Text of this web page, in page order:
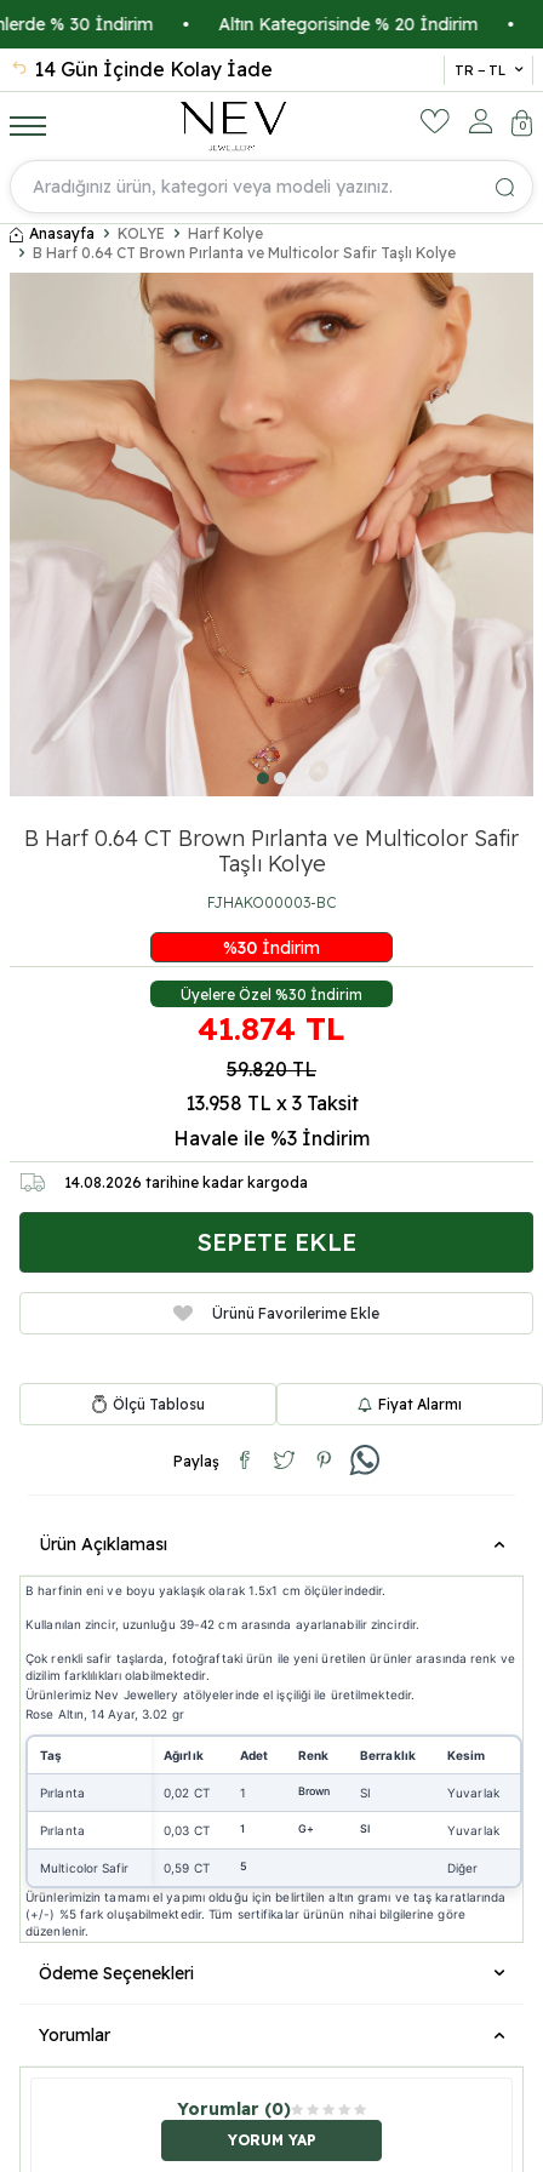
% 30 İndirim • Altın Kategorisinde % 20 İndirim •
14 Gün İçinde Kolay İade TR − TL
0
Anasayfa KOLYE
Harf Kolye
B Harf 0.64 CT Brown Pırlanta ve Multicolor Safir Taşlı Kolye
B Harf 0.64 CT Brown Pırlanta ve Multicolor Safir
Taşlı Kolye
FJHAKO00003-BC
%30 İndirim
Üyelere Özel %30 İndirim
41.874 TL
59.820TL
13.958 TL x 3 Taksit
Havale ile %3 İndirim
14.08.2026 tarihine kadar kargoda
SEPETE EKLE
Ürünü Favorilerime Ekle
Ölçü Tablosu Fiyat Alarmı
Paylaş
Ürün Açıklaması
B harfinin eni ve boyu yaklaşık olarak 1.5x1 cm ölçülerindedir.
Kullanılan zincir, uzunluğu 39-42 cm arasında ayarlanabilir zincirdir.
Çok renkli safir taşlarda, fotoğraftaki ürün ile yeni üretilen ürünler arasında renk ve
dizilim farklılıkları olabilmektedir.
Ürünlerimiz Nev Jewellery atölyelerinde el işçiliği ile üretilmektedir.
Rose Altın, 14 Ayar, 3.02 gr
Taş Ağırlık Adet Renk Berraklık Kesim
Pırlanta 0,02 CT 1 Brown SI Yuvarlak
Pırlanta 0,03 CT 1 G+ SI Yuvarlak
Multicolor Safir 0,59 CT 5
Diğer
Ürünlerimizin tamamı el yapımı olduğu için belirtilen altın gramı ve taş karatlarında
(+/-) %5 fark oluşabilmektedir. Tüm sertifikalar ürünün nihai bilgilerine göre
düzenlenir.
Ödeme Seçenekleri
Yorumlar
Yorumlar (0)
YORUM YAP